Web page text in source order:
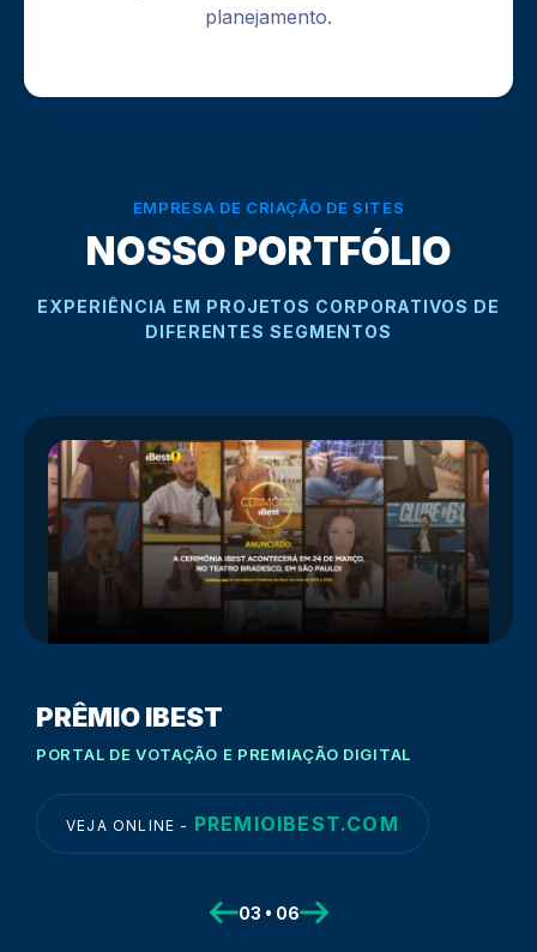
planejamento.
EMPRESA DE CRIAÇÃO DE SITES
NOSSO PORTFÓLIO
EXPERIÊNCIA EM PROJETOS CORPORATIVOS DE
DIFERENTES SEGMENTOS
PRÊMIO IBEST
PORTAL DE VOTAÇÃO E PREMIAÇÃO DIGITAL
VEJA ONLINE - PREMIOIBEST.COM
03 • 06